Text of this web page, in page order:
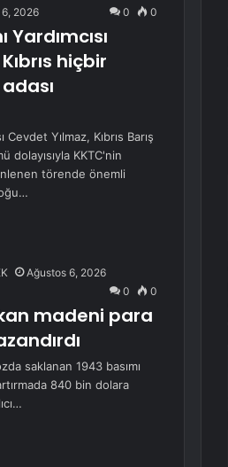
2026 0 0
hiçbir
Cevdet Yılmaz, Kıbrıs Barış
dolayısıyla KKTC'nin
törende önemli
Ağustos 6, 2026
0
0
madeni para
saklanan 1943 basımı
840 bin dolara